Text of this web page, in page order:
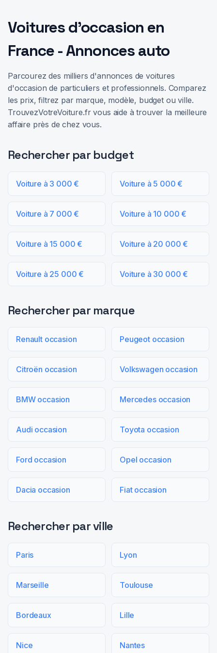
Voitures d'occasion en
France - Annonces auto
Parcourez des milliers d'annonces de voitures
d'occasion de particuliers et professionnels. Comparez
les prix, filtrez par marque, modèle, budget ou ville.
TrouvezVotreVoiture.fr vous aide à trouver la meilleure
affaire près de chez vous.
Rechercher par budget
Voiture à 3 000 € Voiture à 5 000 €
Voiture à 7 000 € Voiture à 10 000 €
Voiture à 15 000 € Voiture à 20 000 €
Voiture à 25 000 € Voiture à 30 000 €
Rechercher par marque
Renault occasion Peugeot occasion
Citroën occasion Volkswagen occasion
BMW occasion Mercedes occasion
Audi occasion Toyota occasion
Ford occasion Opel occasion
Dacia occasion Fiat occasion
Rechercher par ville
Paris Lyon
Marseille Toulouse
Bordeaux Lille
Nice Nantes